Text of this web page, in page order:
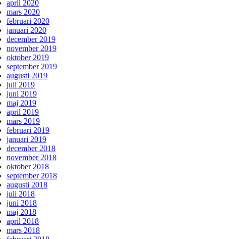
april 2020
mars 2020
februari 2020
januari 2020
december 2019
november 2019
oktober 2019
september 2019
augusti 2019
juli 2019
juni 2019
maj 2019
april 2019
mars 2019
februari 2019
januari 2019
december 2018
november 2018
oktober 2018
september 2018
augusti 2018
juli 2018
juni 2018
maj 2018
april 2018
mars 2018